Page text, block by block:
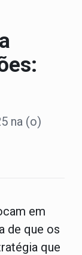
na (o)
em
de que os
que